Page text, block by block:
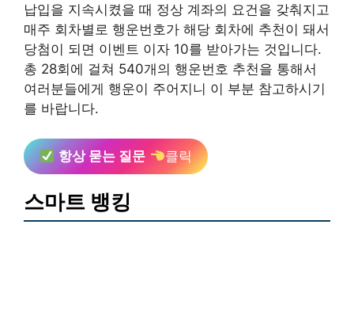
납입을 지속시켰을 때 정상 계좌의 요건을 갖춰지고
매주 회차별로 행운번호가 해당 회차에 추천이 돼서
당첨이 되면 이벤트 이자 10를 받아가는 것입니다.
총 28회에 걸쳐 540개의 행운번호 추천을 통해서
여러분들에게 행운이 주어지니 이 부분 참고하시기
를 바랍니다.
항상 묻는 질문 클릭
스마트 뱅킹